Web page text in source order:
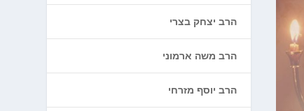
הרב יצחק בצרי
הרב משה ארמוני
הרב יוסף מזרחי